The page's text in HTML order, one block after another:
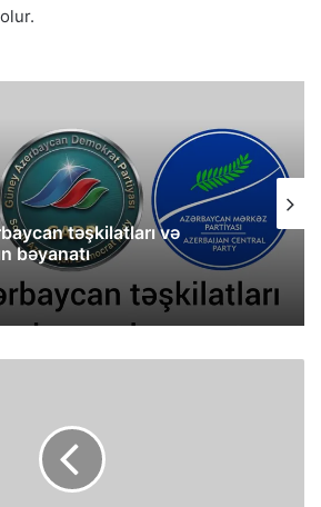
təşkilatları və
bəyanatı